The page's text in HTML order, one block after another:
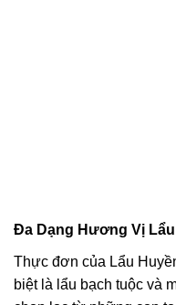
Đa Dạng Hương Vị Lẩu
Thực đơn của Lẩu
biệt là lẩu bạch tuộc và